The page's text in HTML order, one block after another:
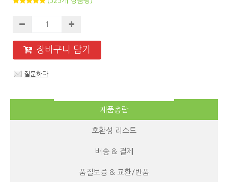
장바구니 담기
질문하다
제품총람
호환성 리스트
배송 & 결제
품질보증 & 교환/반품